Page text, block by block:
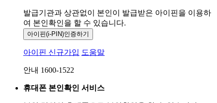
발급기관과 상관없이 본인이 발급받은 아이핀을 이용하
여 본인확인을 할 수 있습니다.
아이핀(i-PIN)인증하기
아이핀 신규가입 도움말
안내 1600-1522
휴대폰 본인확인 서비스